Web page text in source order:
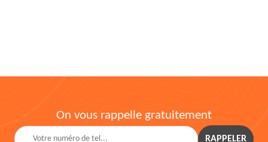
On vous rappelle gratuitement